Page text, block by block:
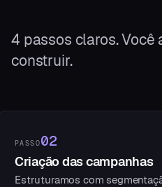
4 passos claros. Você
construir.
PASSO02
Criação das campanhas
Estruturamos com